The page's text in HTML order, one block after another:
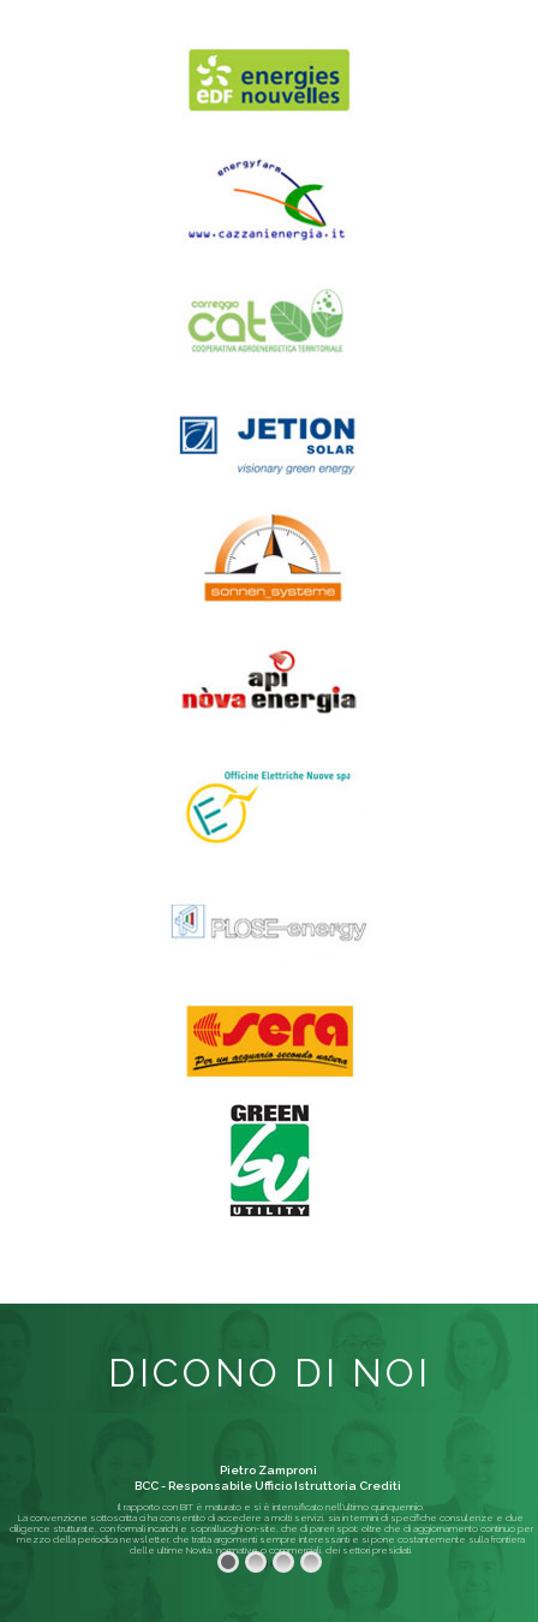
DICONO DI NOI
Il rapporto con BIT è maturato e si è intensificato nell'ultimo quinquennio.
La convenzione sottoscritta ci ha consentito di accedere a molti servizi, sia in termini di specifiche consulenze e due
diligence strutturate, con formali incarichi e sopralluoghi on-site, che di pareri spot; oltre che di aggiornamento continuo per
mezzo della periodica newsletter, che tratta argomenti sempre interessanti e si pone costantemente sulla frontiera
delle ultime Novità, normative o commerciali, dei settori presidiati.
Pietro Zamproni
BCC - Responsabile Ufficio Istruttoria Crediti
Leggi di più